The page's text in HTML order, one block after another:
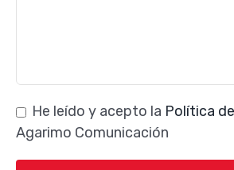
He leído y acepto la Política
Agarimo Comunicación